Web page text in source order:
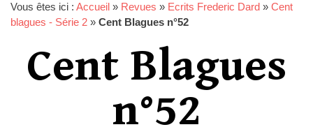
Vous êtes ici : Accueil » Revues » Ecrits Frederic Dard » Cent
blagues - Série 2 » Cent Blagues n°52
Cent Blagues
n°52